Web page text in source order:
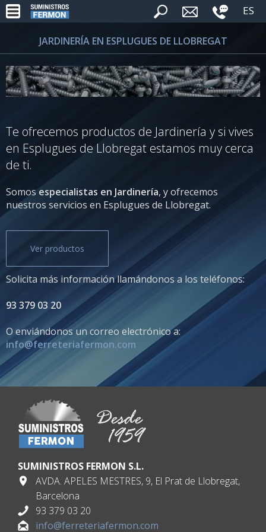
ES
JARDINERÍA EN ESPLUGUES DE LLOBREGAT
Te ofrecemos productos de Jardinería y si vives
en Esplugues de Llobregat estamos muy cerca
de ti.
Somosespecialistas en Jardinería, y ofrecemos
nuestros servicios en Esplugues de Llobregat.
Ver productos
Solicita más información llamándonos a los teléfonos:
93 379 03 20
O enviándonos un correo electrónico a:
info@ferreteriafermon.com
SUMINISTROS FERMON S.L.
AVDA. APELES MESTRES, 9, El Prat de Llobregat,
Barcelona
93 379 03 20
info@ferreteriafermon.com